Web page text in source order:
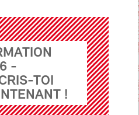
-
TOI
!